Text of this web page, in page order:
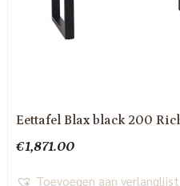
Eettafel Blax black 200
€1,871.00
Toevoegen aan verlanglijst